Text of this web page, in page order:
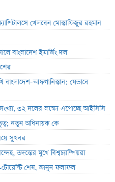
খেলবেন মোস্তাফিজুর রহমান
বাংলাদেশ ইমার্জিং দল
আফগানিস্তান: যেভাবে
৩২ দলের লক্ষ্যে এগোচ্ছে আইসিসি
নতুন অধিনায়ক কে
সুখবর
তদন্তের মুখে বিশ্বচ্যাম্পিয়রা
টোয়েন্টি শেষ, জানুন ফলাফল